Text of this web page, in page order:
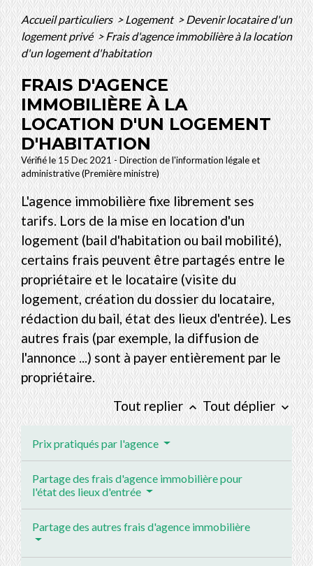
Accueil particuliers> Logement>Devenir locataire d'un
logement privé> Frais d'agence immobilière à la location
d'un logement d'habitation
FRAIS D'AGENCE
IMMOBILIÈRE À LA
LOCATION D'UN LOGEMENT
D'HABITATION
Vérifié le 15 Dec 2021 - Direction de l'information légale et
administrative (Première ministre)
L'agence immobilière fixe librement ses
tarifs. Lors de la mise en location d'un
logement (bail d'habitation ou bail mobilité),
certains frais peuvent être partagés entre le
propriétaire et le locataire (visite du
logement, création du dossier du locataire,
rédaction du bail, état des lieux d'entrée). Les
autres frais (par exemple, la diffusion de
l'annonce ...) sont à payer entièrement par le
propriétaire.
Tout replier keyboard_arrow_up Tout déplier keyboard_arrow_down
Prix pratiqués par l'agence
Partage des frais d'agence immobilière pour
l'état des lieux d'entrée
Partage des autres frais d'agence immobilière